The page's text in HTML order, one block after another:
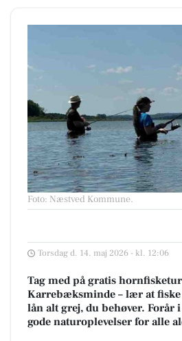
Foto: Næstved Kommune.
Torsdag d. 14. maj 2026 - kl. 12:06
Tag med på gratis hornfisketur
Karrebæksminde – lær at fiske
lån alt grej, du behøver. Forår
gode naturoplevelser for alle